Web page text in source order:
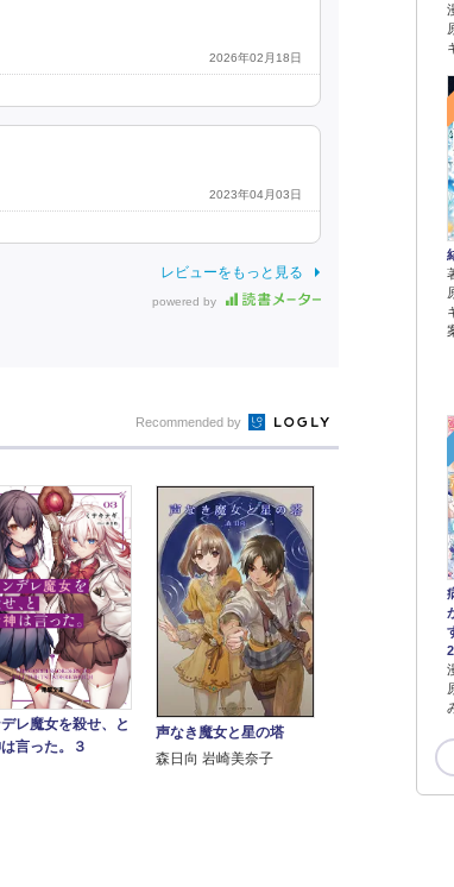
2026年02月18日
2023年04月03日
レビューをもっと見る
powered by
2
Recommended by
レ魔女を殺せ、と
言った。３
声なき魔女と星の塔
森日向 岩崎美奈子